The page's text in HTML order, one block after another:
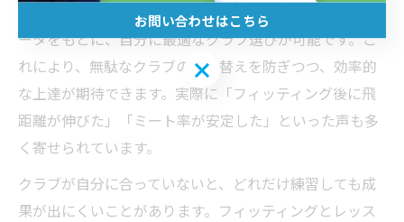
具体的には、スイングのクセやヘッドスピード、弾道デ
ータをもとに、自分に最適なクラブ選びが可能です。こ
れにより、無駄なクラブの買い替えを防ぎつつ、効率的
な上達が期待できます。実際に「フィッティング後に飛
距離が伸びた」「ミート率が安定した」といった声も多
く寄せられています。
クラブが自分に合っていないと、どれだけ練習しても成
果が出にくいことがあります。フィッティングとレッス
お問い合わせはこちら
お問い合わせはこちら